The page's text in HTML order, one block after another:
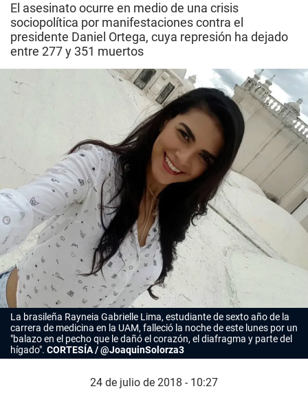
El asesinato ocurre en medio de una crisis
sociopolítica por manifestaciones contra el
presidente Daniel Ortega, cuya represión ha dejado
entre 277 y 351 muertos
La brasileña Rayneia Gabrielle Lima, estudiante de sexto año de la
carrera de medicina en la UAM, falleció la noche de este lunes por un
"balazo en el pecho que le dañó el corazón, el diafragma y parte del
hígado". CORTESÍA / @JoaquinSolorza3
24 de julio de 2018 - 10:27